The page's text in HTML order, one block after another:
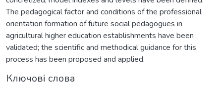
The pedagogical factor and conditions of the professional
orientation formation of future social pedagogues in
agricultural higher education establishments have been
validated; the scientific and methodical guidance for this
process has been proposed and applied.
Ключові слова